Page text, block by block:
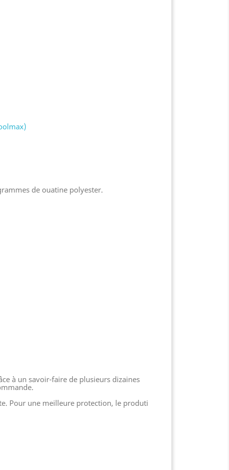
de ouatine polyester.
à un savoir-faire de plusieurs dizaines
Pour une meilleure protection, le produti